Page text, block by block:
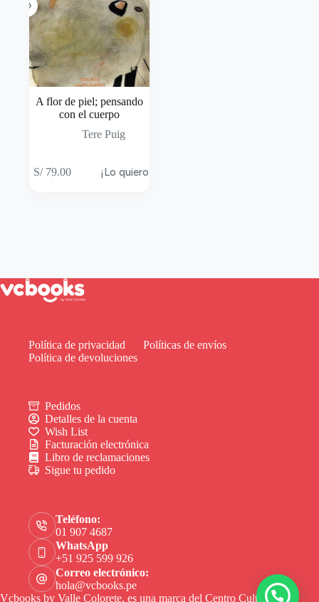
A flor de piel; pensando
con el cuerpo
Tere Puig
S/79.00 ¡Lo quiero!
Política de privacidad
Políticas de envíos
Política de devoluciones
Pedidos
Detalles de la cuenta
Wish List
Facturación electrónica
Libro de reclamaciones
Sigue tu pedido
Teléfono:
01 907 4687
WhatsApp
+51 925 599 926
Correo electrónico:
hola@vcbooks.pe
Vcbooks by Valle Colorete, es una marca del Centro Cultural